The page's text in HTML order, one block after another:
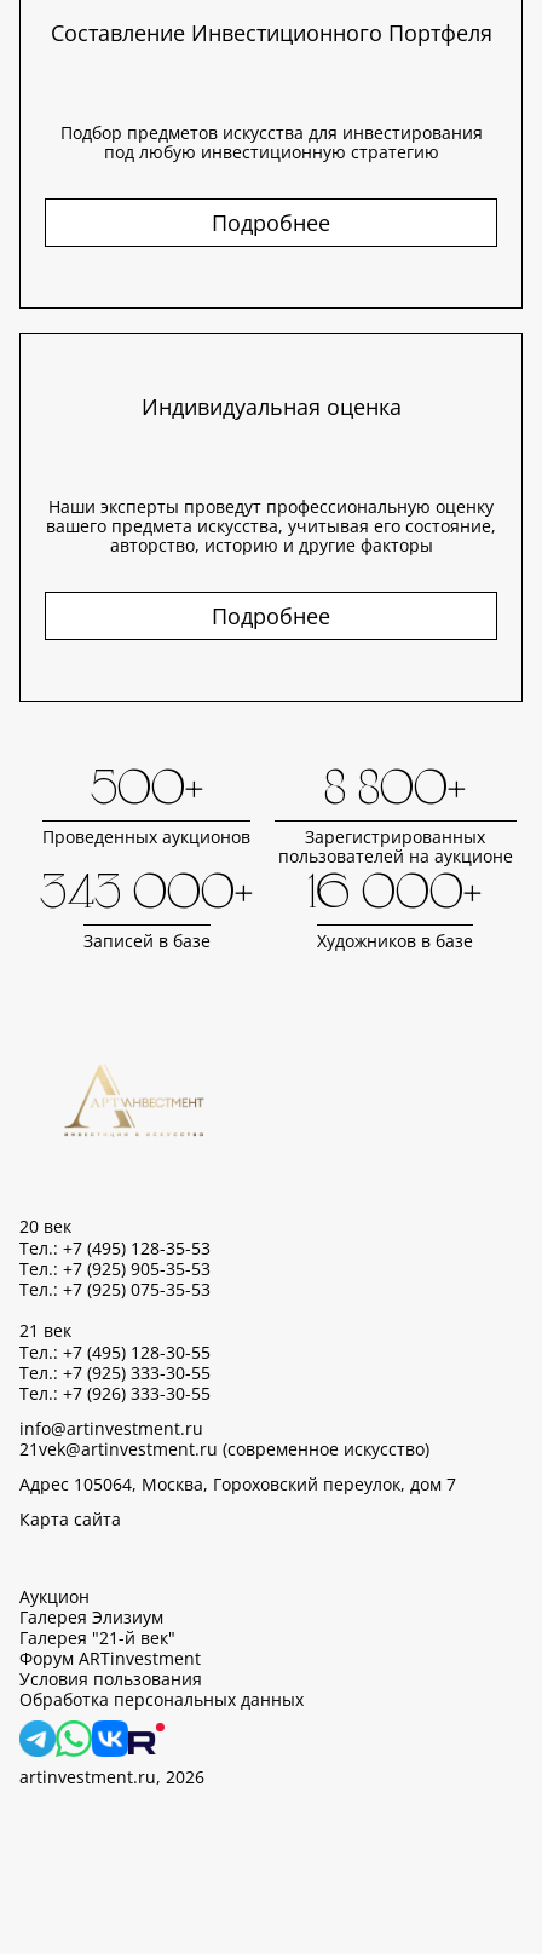
Составление Инвестиционного Портфеля
Подбор предметов искусства для инвестирования
под любую инвестиционную стратегию
Подробнее
Индивидуальная оценка
Наши эксперты проведут профессиональную оценку
вашего предмета искусства, учитывая его состояние,
авторство, историю и другие факторы
Подробнее
500+
Проведенных аукционов
8 800+
Зарегистрированных
пользователей на аукционе
343 000+
Записей в базе
16 000+
Художников в базе
20 век
Тел.: +7 (495) 128-35-53
Тел.: +7 (925) 905-35-53
Тел.: +7 (925) 075-35-53
21 век
Тел.: +7 (495) 128-30-55
Тел.: +7 (925) 333-30-55
Тел.: +7 (926) 333-30-55
info@artinvestment.ru
21vek@artinvestment.ru (современное искусство)
Адрес 105064, Москва, Гороховский переулок, дом 7
Карта сайта
Аукцион
Галерея Элизиум
Галерея "21-й век"
Форум ARTinvestment
Условия пользования
Обработка персональных данных
artinvestment.ru, 2026